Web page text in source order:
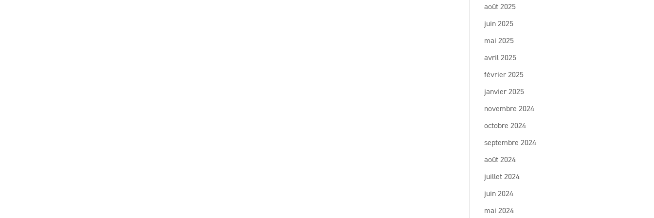
août 2025
juin 2025
mai 2025
avril 2025
février 2025
janvier 2025
novembre 2024
octobre 2024
septembre 2024
août 2024
juillet 2024
juin 2024
mai 2024